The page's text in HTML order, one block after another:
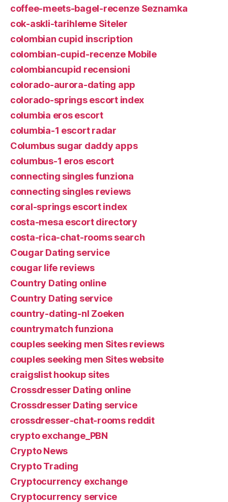
coffee-meets-bagel-recenze Seznamka
cok-askli-tarihleme Siteler
colombian cupid inscription
colombian-cupid-recenze Mobile
colombiancupid recensioni
colorado-aurora-dating app
colorado-springs escort index
columbia eros escort
columbia-1 escort radar
Columbus sugar daddy apps
columbus-1 eros escort
connecting singles funziona
connecting singles reviews
coral-springs escort index
costa-mesa escort directory
costa-rica-chat-rooms search
Cougar Dating service
cougar life reviews
Country Dating online
Country Dating service
country-dating-nl Zoeken
countrymatch funziona
couples seeking men Sites reviews
couples seeking men Sites website
craigslist hookup sites
Crossdresser Dating online
Crossdresser Dating service
crossdresser-chat-rooms reddit
crypto exchange_PBN
Crypto News
Crypto Trading
Cryptocurrency exchange
Cryptocurrency service